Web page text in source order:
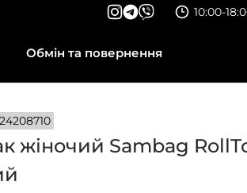
10:00-
Обмін та повернення
24208710
жіночий Sambag